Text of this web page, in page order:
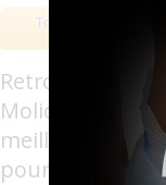
Tous les produits
Retrouverez
Molicare,
meilleurs
pour